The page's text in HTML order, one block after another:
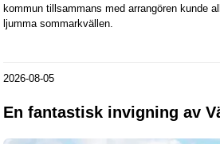
kommun tillsammans med arrangören kunde
ljumma sommarkvällen.
2026-08-05
En fantastisk invigning av